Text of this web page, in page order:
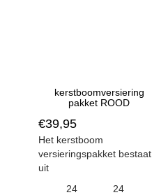
kerstboomversiering
pakket ROOD
€39,95
Het kerstboom
versieringspakket bestaat
uit
24
24